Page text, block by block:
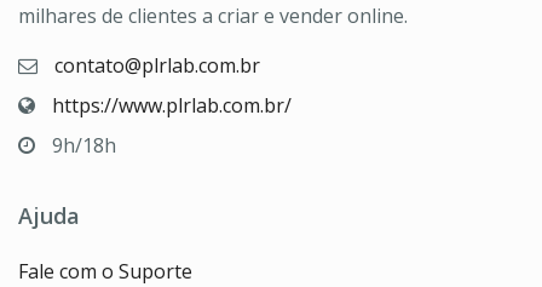
milhares de clientes a criar e vender online.
contato@plrlab.com.br
https://www.plrlab.com.br/
9h/18h
Ajuda
Fale com o Suporte